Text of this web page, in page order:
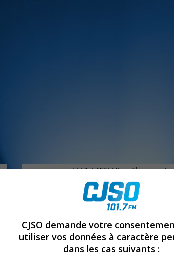
manquer à Sorel-Tracy et la région,
OPINION ÉMISSIONS
CJSO demande votre
utiliser vos données à caractère
dans les cas suivants :